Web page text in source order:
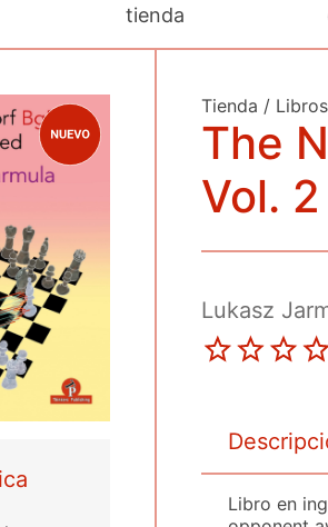
tienda
Tienda / Libros
The
Vol. 2
Lukasz
Libro en